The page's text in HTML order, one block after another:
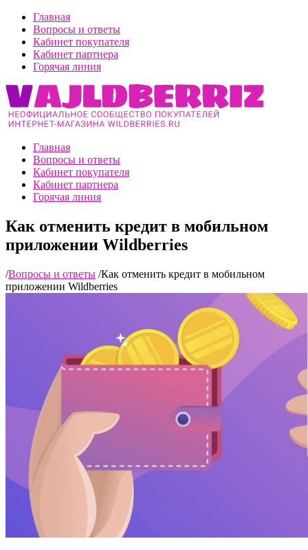
Главная
Вопросы и ответы
Кабинет покупателя
Кабинет партнера
Горячая линия
Главная
Вопросы и ответы
Кабинет покупателя
Кабинет партнера
Горячая линия
Как отменить кредит в мобильном
приложении Wildberries
/Вопросы и ответы /Как отменить кредит в мобильном
приложении Wildberries